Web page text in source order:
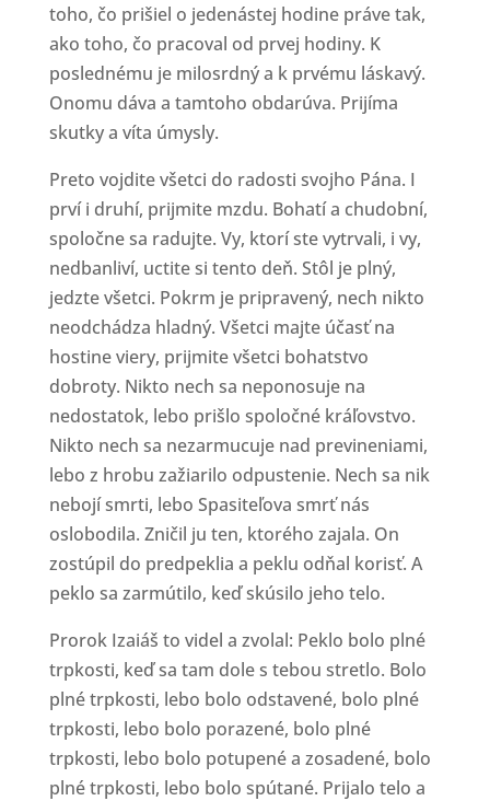
toho, čo prišiel o jedenástej hodine práve tak,
ako toho, čo pracoval od prvej hodiny. K
poslednému je milosrdný a k prvému láskavý.
Onomu dáva a tamtoho obdarúva. Prijíma
skutky a víta úmysly.
Preto vojdite všetci do radosti svojho Pána. I
prví i druhí, prijmite mzdu. Bohatí a chudobní,
spoločne sa radujte. Vy, ktorí ste vytrvali, i vy,
nedbanliví, uctite si tento deň. Stôl je plný,
jedzte všetci. Pokrm je pripravený, nech nikto
neodchádza hladný. Všetci majte účasť na
hostine viery, prijmite všetci bohatstvo
dobroty. Nikto nech sa neponosuje na
nedostatok, lebo prišlo spoločné kráľovstvo.
Nikto nech sa nezarmucuje nad previneniami,
lebo z hrobu zažiarilo odpustenie. Nech sa nik
nebojí smrti, lebo Spasiteľova smrť nás
oslobodila. Zničil ju ten, ktorého zajala. On
zostúpil do predpeklia a peklu odňal korisť. A
peklo sa zarmútilo, keď skúsilo jeho telo.
Prorok Izaiáš to videl a zvolal: Peklo bolo plné
trpkosti, keď sa tam dole s tebou stretlo. Bolo
plné trpkosti, lebo bolo odstavené, bolo plné
trpkosti, lebo bolo porazené, bolo plné
trpkosti, lebo bolo potupené a zosadené, bolo
plné trpkosti, lebo bolo spútané. Prijalo telo a